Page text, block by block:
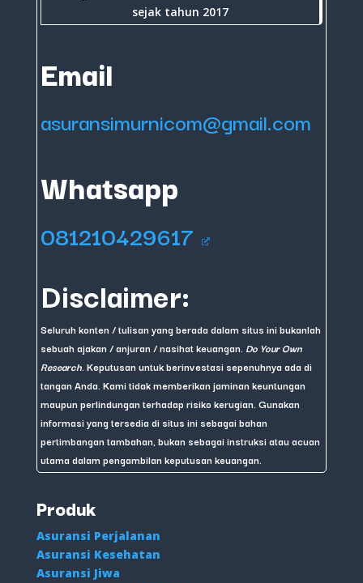
sejak tahun 2017
Email
asuransimurnicom@gmail.com
Whatsapp
081210429617
Disclaimer:
Seluruh konten / tulisan yang berada dalam situs ini bukanlah
sebuah ajakan / anjuran / nasihat keuangan. Do Your Own
Research . Keputusan untuk berinvestasi sepenuhnya ada di
tangan Anda. Kami tidak memberikan jaminan keuntungan
maupun perlindungan terhadap risiko kerugian. Gunakan
informasi yang tersedia di situs ini sebagai bahan
pertimbangan tambahan, bukan sebagai instruksi atau acuan
utama dalam pengambilan keputusan keuangan.
Produk
Asuransi Perjalanan
Asuransi Kesehatan
Asuransi Jiwa